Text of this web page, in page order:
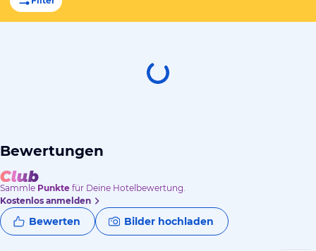
Bewertungen
Sammle Punkte für Deine Hotelbewertung.
Kostenlos anmelden
Bewerten Bilder hochladen